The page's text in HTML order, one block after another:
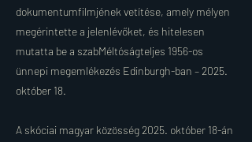
dokumentumfilmjének vetítése, amely mélyen
megérintette a jelenlévőket, és hitelesen
mutatta be a szabMéltóságteljes 1956-os
ünnepi megemlékezés Edinburgh-ban – 2025.
október 18.
A skóciai magyar közösség 2025. október 18-án